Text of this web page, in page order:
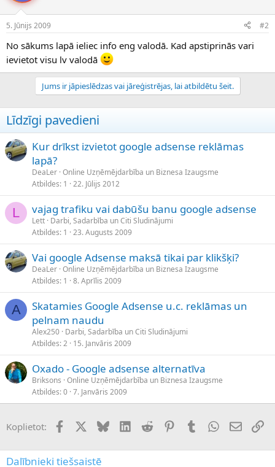
5. Jūnijs 2009 #2
No sākums lapā ieliec info eng valodā. Kad apstiprinās vari
ievietot visu lv valodā
Jums ir jāpieslēdzas vai jāreģistrējas, lai atbildētu šeit.
Līdzīgi pavedieni
Kur drīkst izvietot google adsense reklāmas
lapā?
DeaLer Online Uzņēmējdarbība un Biznesa Izaugsme
Atbildes 1 22. Jūlijs 2012
L vajag trafiku vai dabūšu banu google adsense
Lett Darbi, Sadarbība un Citi Sludinājumi
Atbildes 1 23. Augusts 2009
Vai google Adsense maksā tikai par klikšķi?
DeaLer Online Uzņēmējdarbība un Biznesa Izaugsme
Atbildes 1 8. Aprīlis 2009
A
Skatamies Google Adsense u.c. reklāmas un
pelnam naudu
Alex250 Darbi, Sadarbība un Citi Sludinājumi
Atbildes 2 15. Janvāris 2009
Oxado - Google adsense alternatīva
Briksons Online Uzņēmējdarbība un Biznesa Izaugsme
Atbildes 0 7. Janvāris 2009
Koplietot: FacebookX (Twitter)
BlueskyLinkedInReddit PinterestTumblrWhatsApp
E-pasts
Dalībnieki tiešsaistē